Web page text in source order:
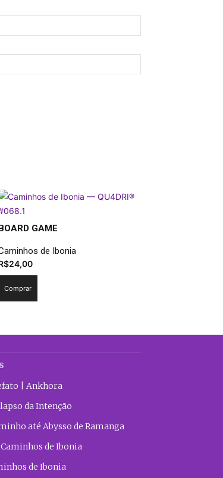
GAME
de Ibonia
24,00
Comprar
| Ankhora
da Intenção
até Abysso de Ramanga
de Ibonia
de Ibonia